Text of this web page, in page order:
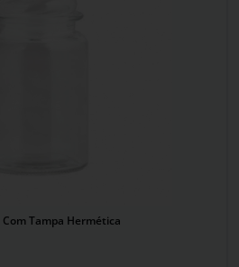
Tampa Hermética